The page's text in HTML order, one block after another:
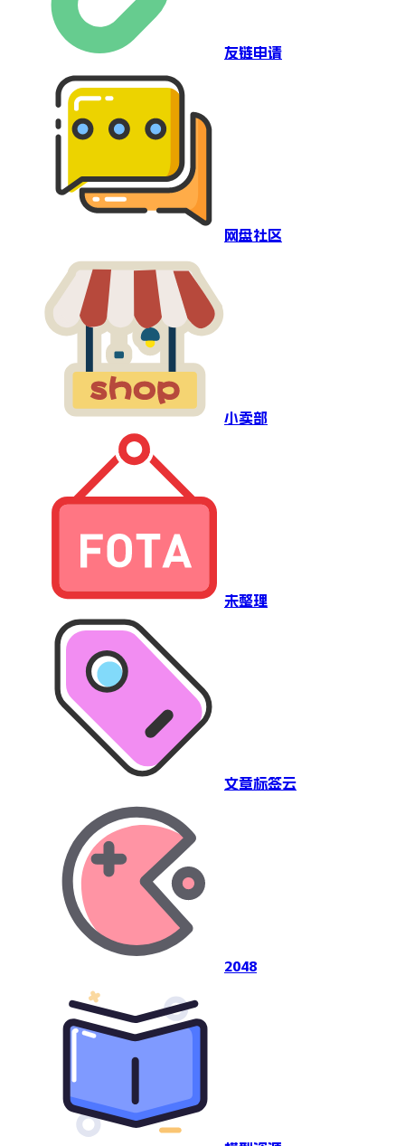
友链申请
网盘社区
小卖部
未整理
文章标签云
2048